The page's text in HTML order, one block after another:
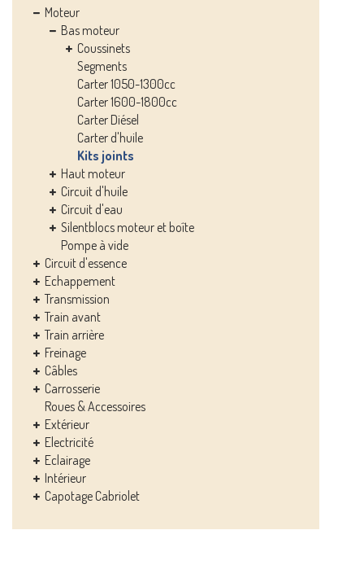
Moteur
Bas moteur
Coussinets
Segments
Carter 1050-1300cc
Carter 1600-1800cc
Carter Diésel
Carter d'huile
Kits joints
Haut moteur
Circuit d'huile
Circuit d'eau
Silentblocs moteur et boîte
Pompe à vide
Circuit d'essence
Echappement
Transmission
Train avant
Train arrière
Freinage
Câbles
Carrosserie
Roues & Accessoires
Extérieur
Electricité
Eclairage
Intérieur
Capotage Cabriolet